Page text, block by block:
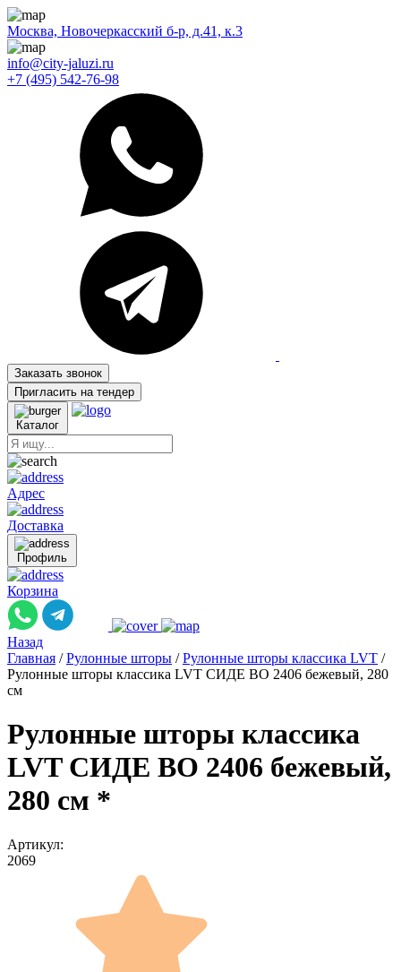
Москва, Новочеркасский б-р, д.41, к.3
info@city-jaluzi.ru
+7 (495) 542-76-98
Заказать звонок
Пригласить на тендер
Каталог
Адрес
Доставка
Профиль
Корзина
Назад
Главная / Рулонные шторы / Рулонные шторы классика LVT /
Рулонные шторы классика LVT СИДЕ ВО 2406 бежевый, 280
см
Рулонные шторы классика
LVT СИДЕ ВО 2406 бежевый,
280 см *
Артикул:
2069